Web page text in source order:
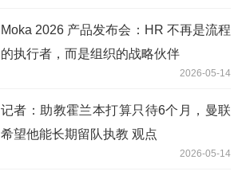
Moka 2026 产品发布会：HR 不再是流程
的执行者，而是组织的战略伙伴
2026-05-14
记者：助教霍兰本打算只待6个月，曼联
希望他能长期留队执教 观点
2026-05-14